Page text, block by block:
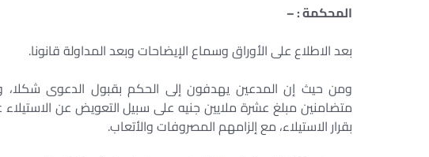
المحكمة : –
بعد الاطلاع على الأوراق وسماع الإيضاحات وبعد المداولة قانونا.
ومن حيث إن المدعين يهدفون إلى الحكم بقبول الدعوى شكلا،
متضامنين مبلغ عشرة ملايين جنيه على سبيل التعويض عن
بقرار الاستيلاء، مع إلزامهم المصروفات والأتعاب.